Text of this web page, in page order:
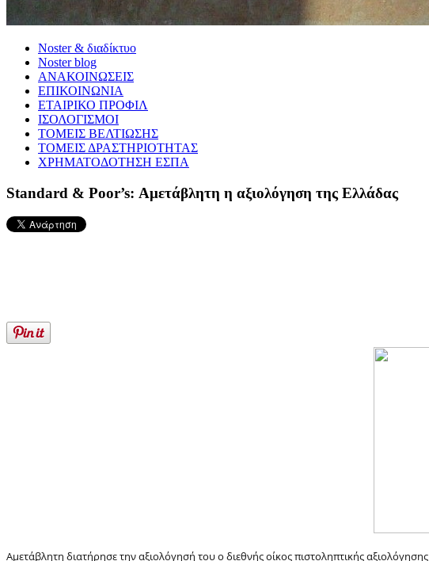
Noster & διαδίκτυο
Noster blog
ΑΝΑΚΟΙΝΩΣΕΙΣ
ΕΠΙΚΟΙΝΩΝΙΑ
ΕΤΑΙΡΙΚΟ ΠΡΟΦΙΛ
ΙΣΟΛΟΓΙΣΜΟΙ
ΤΟΜΕΙΣ ΒΕΛΤΙΩΣΗΣ
ΤΟΜΕΙΣ ΔΡΑΣΤΗΡΙΟΤΗΤΑΣ
ΧΡΗΜΑΤΟΔΟΤΗΣΗ ΕΣΠΑ
Standard & Poor’s: Αμετάβλητη η αξιολόγηση της Ελλάδας
Αμετάβλητη διατήρησε την αξιολόγησή του ο διεθνής οίκος πιστοληπτικής